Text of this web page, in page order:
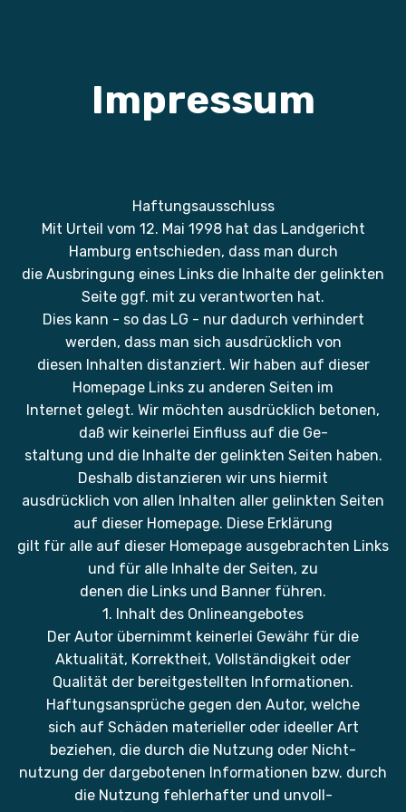
Impressum
Haftungsausschluss
Mit Urteil vom 12. Mai 1998 hat das Landgericht
Hamburg entschieden, dass man durch
die Ausbringung eines Links die Inhalte der gelinkten
Seite ggf. mit zu verantworten hat.
Dies kann - so das LG - nur dadurch verhindert
werden, dass man sich ausdrücklich von
diesen Inhalten distanziert. Wir haben auf dieser
Homepage Links zu anderen Seiten im
Internet gelegt. Wir möchten ausdrücklich betonen,
daß wir keinerlei Einfluss auf die Ge-
staltung und die Inhalte der gelinkten Seiten haben.
Deshalb distanzieren wir uns hiermit
ausdrücklich von allen Inhalten aller gelinkten Seiten
auf dieser Homepage. Diese Erklärung
gilt für alle auf dieser Homepage ausgebrachten Links
und für alle Inhalte der Seiten, zu
denen die Links und Banner führen.
1. Inhalt des Onlineangebotes
Der Autor übernimmt keinerlei Gewähr für die
Aktualität, Korrektheit, Vollständigkeit oder
Qualität der bereitgestellten Informationen.
Haftungsansprüche gegen den Autor, welche
sich auf Schäden materieller oder ideeller Art
beziehen, die durch die Nutzung oder Nicht-
nutzung der dargebotenen Informationen bzw. durch
die Nutzung fehlerhafter und unvoll-